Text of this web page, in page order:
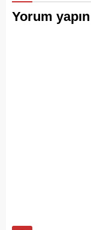
Yorum yapın